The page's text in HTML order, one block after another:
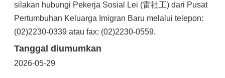
silakan hubungi Pekerja Sosial Lei (雷社工) dari Pusat
Pertumbuhan Keluarga Imigran Baru melalui telepon:
(02)2230-0339 atau fax: (02)2230-0559.
Tanggal diumumkan
2026-05-29